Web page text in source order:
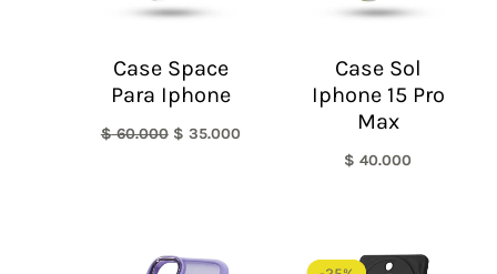
Case Space
Para Iphone
$60.000 $ 35.000
Case Sol
Iphone 15 Pro
Max
$ 40.000
precio